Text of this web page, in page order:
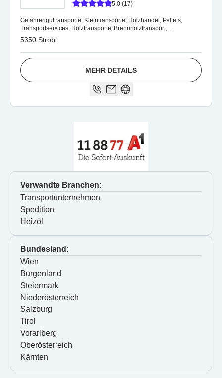
5.0 (17)
Gefahrenguttransporte; Kleintransporte; Holzhandel; Pellets;
Transportservices; Holztransporte; Brennholztransport;
Pelletslager; Stückgutverkehr;
5350 Strobl
MEHR DETAILS
Verwandte Branchen:
Transportunternehmen
Spedition
Heizöl
Bundesland:
Wien
Burgenland
Steiermark
Niederösterreich
Salzburg
Tirol
Vorarlberg
Oberösterreich
Kärnten